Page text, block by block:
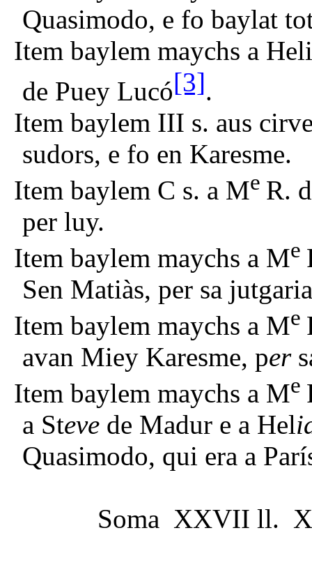
Quasimodo, e fo baylat
Item baylem maychs a
de Puey Lucó[3].
Item baylem III s. aus
sudors, e fo en Karesme.
Item baylem C s. a Me R.
per luy.
Item baylem maychs a Me
Sen Matiàs, per sa
Item baylem maychs a Me
avan Miey Karesme, per
Item baylem maychs a Me
a Steve de Madur e a Hel
Quasimodo, qui era a
Soma XXVII ll.